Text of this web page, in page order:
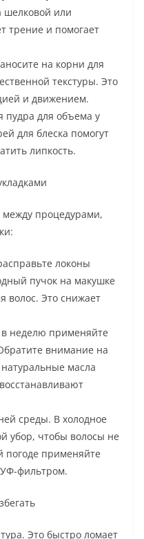
или
трение и помогает
на корни для
текстуры. Это
и движением.
для объема у
для блеска помогут
липкость.
процедурами,
локоны
пучок на макушке
волос. Это снижает
неделю применяйте
внимание на
масла
среды. В холодное
убор, чтобы волосы не
погоде применяйте
фильтром.
Это быстро ломает